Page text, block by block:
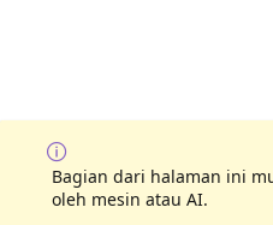
Bagian dari halaman ini
oleh mesin atau AI.